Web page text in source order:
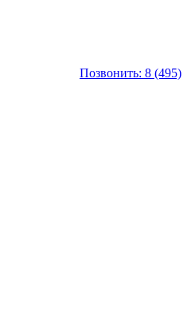
Позвонить: 8 (495)